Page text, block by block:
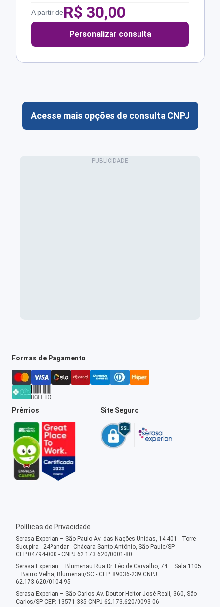
A partir deR$ 30,00
Personalizar consulta
Acesse mais opções de consulta CNPJ
Formas de Pagamento
Prêmios Site Seguro
Políticas de Privacidade
Serasa Experian – São Paulo Av. das Nações Unidas, 14.401 - Torre
Sucupira - 24ºandar - Chácara Santo Antônio, São Paulo/SP -
CEP:04794-000 - CNPJ 62.173.620/0001-80
Serasa Experian – Blumenau Rua Dr. Léo de Carvalho, 74 – Sala 1105
– Bairro Velha, Blumenau/SC - CEP: 89036-239 CNPJ
62.173.620/0104-95
Serasa Experian – São Carlos Av. Doutor Heitor José Reali, 360, São
Carlos/SP CEP: 13571-385 CNPJ 62.173.620/0093-06